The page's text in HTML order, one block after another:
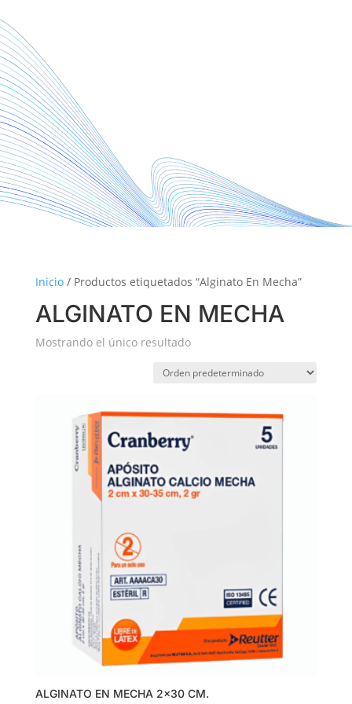
Inicio/ Productos etiquetados “Alginato En Mecha”
ALGINATO EN MECHA
Mostrando el único resultado
ALGINATO EN MECHA 2×30 CM.